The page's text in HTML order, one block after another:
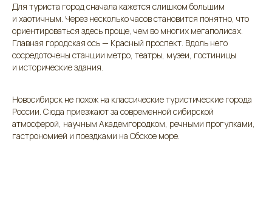
Для туриста город сначала кажется слишком большим
и хаотичным. Через несколько часов становится понятно, что
ориентироваться здесь проще, чем во многих мегаполисах.
Главная городская ось — Красный проспект. Вдоль него
сосредоточены станции метро, театры, музеи, гостиницы
и исторические здания.
Новосибирск не похож на классические туристические города
России. Сюда приезжают за современной сибирской
атмосферой, научным Академгородком, речными прогулками,
гастрономией и поездками на Обское море.